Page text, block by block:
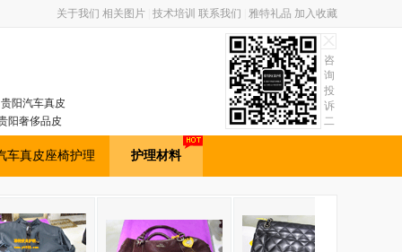
关于我们 相关图片 技术培训 联系我们 雅特礼品 加入收藏
阳汽车真皮
阳奢侈品皮
员培训。
咨
询
投
诉
二
维
车真皮座椅护理 护理材料